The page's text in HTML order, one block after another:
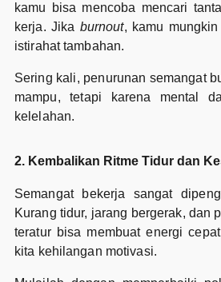
kamu bisa mencoba mencari
kerja. Jika burnout, kamu
istirahat tambahan.
Sering kali, penurunan semangat
mampu, tetapi karena mental
kelelahan.
2. Kembalikan Ritme Tidur dan
Semangat bekerja sangat
Kurang tidur, jarang bergerak, dan
teratur bisa membuat energi
kita kehilangan motivasi.